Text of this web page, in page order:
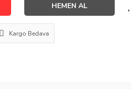
HEMEN AL
Kargo Bedava